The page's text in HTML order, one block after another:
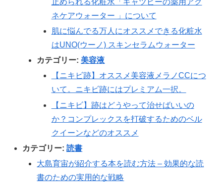
ネケアウォーター 」について
肌に悩んでる万人にオススメできる化粧水
はUNO(ウーノ) スキンセラムウォーター
カテゴリー: 美容液
【ニキビ跡】オススメ美容液メラノCCにつ
いて。ニキビ跡にはプレミアム一択。
【ニキビ】跡はどうやって治せばいいの
か？コンプレックスを打破するためのベル
クイーンなどのオススメ
カテゴリー:読書
大島育宙が紹介する本を読む方法 – 効果的な読
書のための実用的な戦略